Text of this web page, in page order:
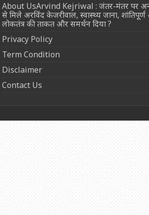
About UsArvind Kejriwal : जंतर-मंतर पर
से मिले अरविंद केजरीवाल, स्वास्थ्य जाना,
लोकतंत्र की ताकत और समर्थन दिया ?
Privacy Policy
Term Condition
Disclaimer
Contact Us